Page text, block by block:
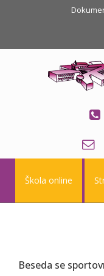
Škola online
Beseda se